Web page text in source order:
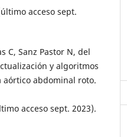
acceso sept.
C, Sanz Pastor N, del
y algoritmos
aórtico abdominal roto.
acceso sept. 2023).